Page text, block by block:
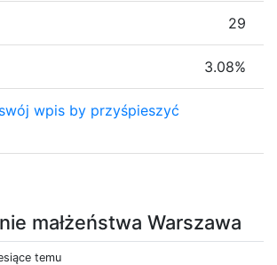
małżeństwa Warszawa
temu
29
3.08%
wpis by przyśpieszyć